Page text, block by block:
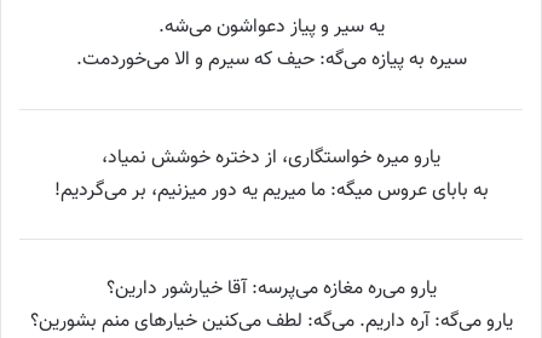
یه سیر و پیاز دعواشون می‌شه.
سیره به پیازه می‌گه: حیف که سیرم و الا می‌خوردمت.
یارو میره خواستگاری، از دختره خوشش نمیاد،
به بابای عروس میگه: ما میریم یه دور میزنیم، بر می‌گردیم!
یارو می‌ره مغازه می‌پرسه: آقا خیارشور دارین؟
یارو می‌گه: آره داریم. می‌گه: لطف می‌کنین خیارهای‌ منم بشورین؟